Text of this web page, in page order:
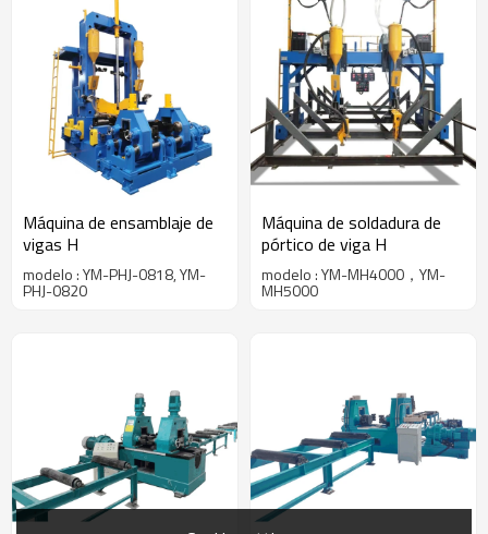
Máquina de ensamblaje de
vigas H
modelo : YM-PHJ-0818, YM-
PHJ-0820
Máquina de soldadura de
pórtico de viga H
modelo : YM-MH4000，YM-
MH5000